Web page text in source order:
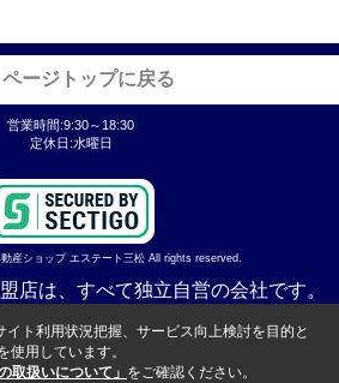
ページトップに戻る
営業時間:9:30～18:30
定休日:水曜日
産ショップ エステート三松 All rights reserved.
店は、すべて独立自営の会社です。
ト利用状況把握、サービス向上検討を目的と
使用しています。
取扱いについて」 をご確認ください。